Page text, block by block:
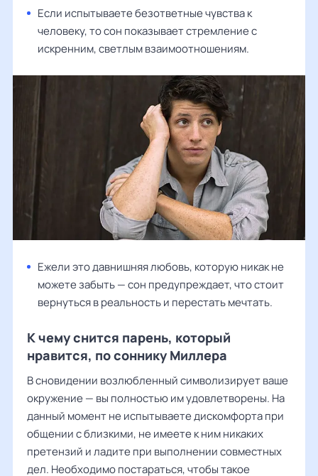
Если испытываете безответные чувства к
человеку, то сон показывает стремление с
искренним, светлым взаимоотношениям.
Ежели это давнишняя любовь, которую никак не
можете забыть — сон предупреждает, что стоит
вернуться в реальность и перестать мечтать.
К чему снится парень, который
нравится, по соннику Миллера
В сновидении возлюбленный символизирует ваше
окружение — вы полностью им удовлетворены. На
данный момент не испытываете дискомфорта при
общении с близкими, не имеете к ним никаких
претензий и ладите при выполнении совместных
дел. Необходимо постараться, чтобы такое